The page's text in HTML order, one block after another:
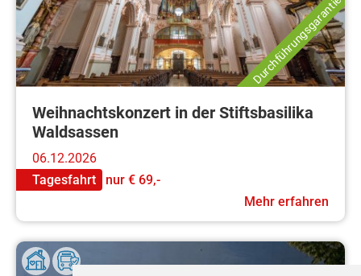
Durchführungsgarantie
Weihnachtskonzert in der Stiftsbasilika
Waldsassen
06.12.2026
Tagesfahrt
nur € 69,-
Mehr erfahren